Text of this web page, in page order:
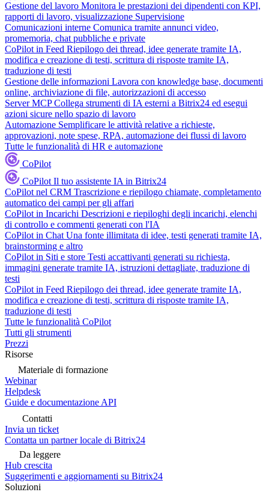
Gestione del lavoro Monitora le prestazioni dei dipendenti con KPI,
rapporti di lavoro, visualizzazione Supervisione
Comunicazioni interne Comunica tramite annunci video,
promemoria, chat pubbliche e private
CoPilot in Feed Riepilogo dei thread, idee generate tramite IA,
modifica e creazione di testi, scrittura di risposte tramite IA,
traduzione di testi
Gestione delle informazioni Lavora con knowledge base, documenti
online, archiviazione di file, autorizzazioni di accesso
Server MCP Collega strumenti di IA esterni a Bitrix24 ed esegui
azioni sicure nello spazio di lavoro
Automazione Semplificare le attività relative a richieste,
approvazioni, note spese, RPA, automazione dei flussi di lavoro
Tutte le funzionalità di HR e automazione
CoPilot
CoPilot Il tuo assistente IA in Bitrix24
CoPilot nel CRM Trascrizione e riepilogo chiamate, completamento
automatico dei campi per gli affari
CoPilot in Incarichi Descrizioni e riepiloghi degli incarichi, elenchi
di controllo e commenti generati con l'IA
CoPilot in Chat Una fonte illimitata di idee, testi generati tramite IA,
brainstorming e altro
CoPilot in Siti e store Testi accattivanti generati su richiesta,
immagini generate tramite IA, istruzioni dettagliate, traduzione di
testi
CoPilot in Feed Riepilogo dei thread, idee generate tramite IA,
modifica e creazione di testi, scrittura di risposte tramite IA,
traduzione di testi
Tutte le funzionalità CoPilot
Tutti gli strumenti
Prezzi
Risorse
Materiale di formazione
Webinar
Helpdesk
Guide e documentazione API
Contatti
Invia un ticket
Contatta un partner locale di Bitrix24
Da leggere
Hub crescita
Suggerimenti e aggiornamenti su Bitrix24
Soluzioni